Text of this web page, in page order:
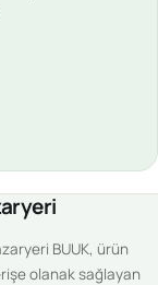
BUUK, ürün
olanak sağlayan